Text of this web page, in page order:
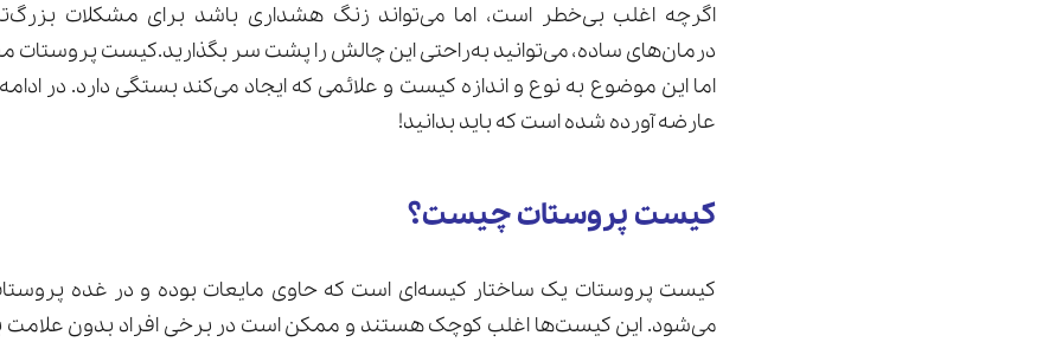
اگرچه اغلب بی‌خطر است، اما می‌تواند زنگ هشداری باشد برای مشکلات
درمان‌های ساده، می‌توانید به‌راحتی این چالش را پشت سر بگذارید.کیست پروستات
اما این موضوع به نوع و اندازه کیست و علائمی که ایجاد می‌کند بستگی دارد. در
عارضه آورده شده است که باید بدانید!
کیست پروستات چیست؟
کیست پروستات یک ساختار کیسه‌ای است که حاوی مایعات بوده و در غده
می‌شود. این کیست‌ها اغلب کوچک هستند و ممکن است در برخی افراد بدون علامت